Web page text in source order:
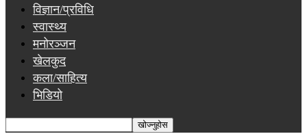
विज्ञान/प्रविधि
स्वास्थ्य
मनोरञ्जन
खेलकुद
कला/साहित्य
भिडियो